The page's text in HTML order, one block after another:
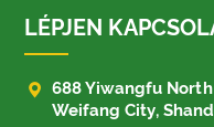
LÉPJEN
 688 Yiwangfu
Weifang City,